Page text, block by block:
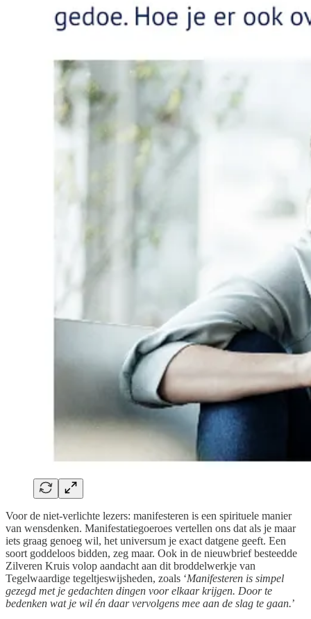
Voor de niet-verlichte lezers: manifesteren is een spirituele manier
van wensdenken. Manifestatiegoeroes vertellen ons dat als je maar
iets graag genoeg wil, het universum je exact datgene geeft. Een
soort goddeloos bidden, zeg maar. Ook in de nieuwbrief besteedde
Zilveren Kruis volop aandacht aan dit broddelwerkje van
Tegelwaardige tegeltjeswijsheden, zoals ‘Manifesteren is simpel
gezegd met je gedachten dingen voor elkaar krijgen. Door te
bedenken wat je wil én daar vervolgens mee aan de slag te gaan.’